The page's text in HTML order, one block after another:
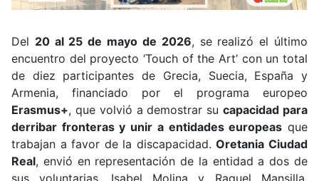
Del 20 al 25 de mayo de 2026, se realizó el último
encuentro del proyecto ‘Touch of the Art’ con un total
de diez participantes de Grecia, Suecia, España y
Armenia, financiado por el programa europeo
Erasmus+, que volvió a demostrar sucapacidad para
derribar fronteras y unir a entidades europeas que
trabajan a favor de la discapacidad.Oretania Ciudad
Real, envió en representación de la entidad a dos de